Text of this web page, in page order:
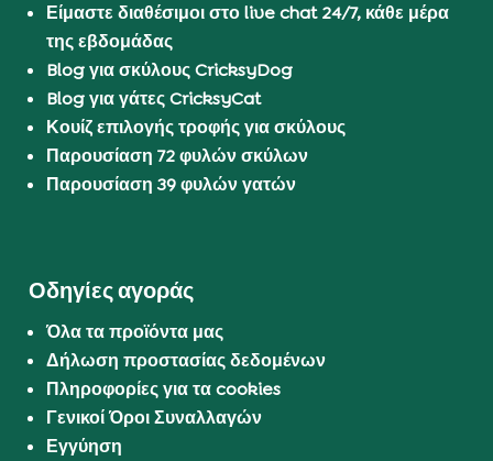
Είμαστε διαθέσιμοι στο live chat 24/7, κάθε μέρα
της εβδομάδας
Blog για σκύλους CricksyDog
Blog για γάτες CricksyCat
Κουίζ επιλογής τροφής για σκύλους
Παρουσίαση 72 φυλών σκύλων
Παρουσίαση 39 φυλών γατών
Οδηγίες αγοράς
Όλα τα προϊόντα μας
Δήλωση προστασίας δεδομένων
Πληροφορίες για τα cookies
Γενικοί Όροι Συναλλαγών
Εγγύηση